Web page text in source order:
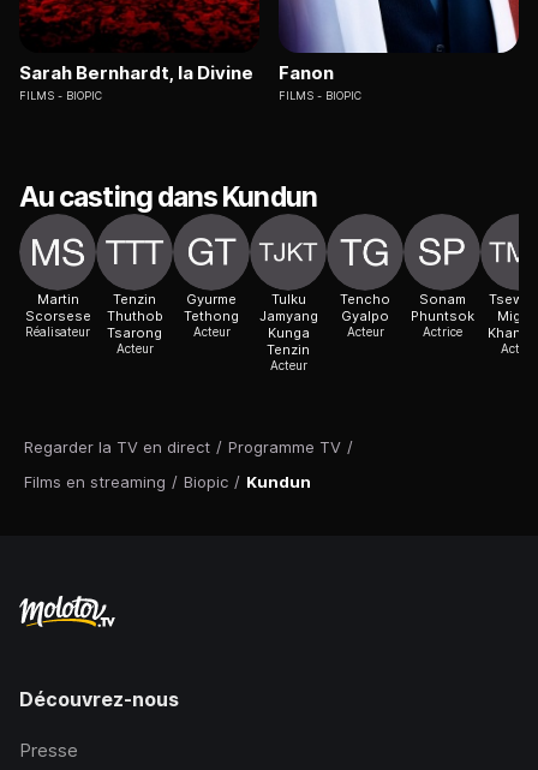
Regarder la TV en direct / Programme TV /
Films en streaming / Biopic / Kundun
Sarah Bernhardt, la Divine
FILMS BIOPIC
Fanon
FILMS BIOPIC
Au casting dans Kundun
Martin
Scorsese
Réalisateur
Tenzin
Thuthob
Tsarong
Acteur
Gyurme
Tethong
Acteur
Tulku
Jamyang
Kunga
Tenzin
Acteur
Tencho
Gyalpo
Acteur
Sonam
Phuntsok
Actrice
Acteur
Découvrez-nous
Presse